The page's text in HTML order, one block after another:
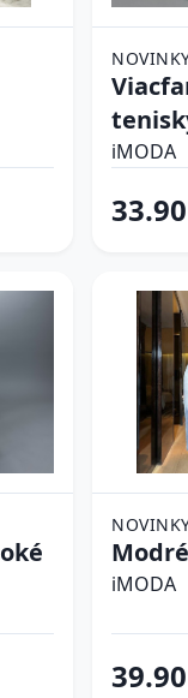
iMODA
iMODA